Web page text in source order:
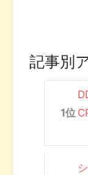
記事別